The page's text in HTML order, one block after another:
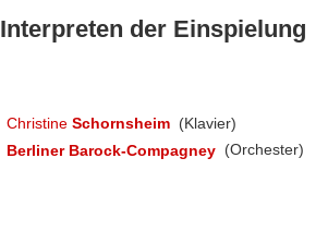
Interpreten der Einspielung
Christine Schornsheim (Klavier)
Berliner Barock-Compagney (Orchester)